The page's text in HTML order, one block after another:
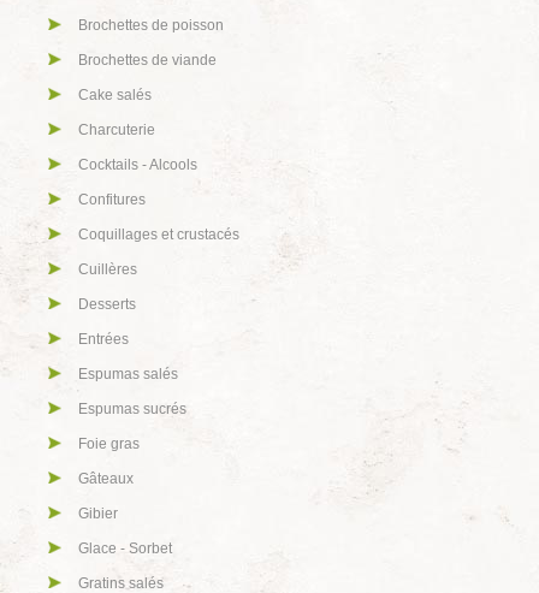
Brochettes de poisson
Brochettes de viande
Cake salés
Charcuterie
Cocktails - Alcools
Confitures
Coquillages et crustacés
Cuillères
Desserts
Entrées
Espumas salés
Espumas sucrés
Foie gras
Gâteaux
Gibier
Glace - Sorbet
Gratins salés